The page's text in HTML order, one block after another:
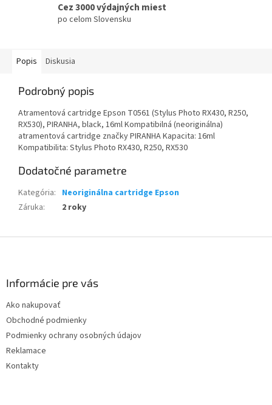
Cez 3000 výdajných miest
po celom Slovensku
Popis Diskusia
Podrobný popis
Atramentová cartridge Epson T0561 (Stylus Photo RX430, R250,
RX530), PIRANHA, black, 16ml Kompatibilná (neoriginálna)
atramentová cartridge značky PIRANHA Kapacita: 16ml
Kompatibilita: Stylus Photo RX430, R250, RX530
Dodatočné parametre
Kategória: Neoriginálna cartridge Epson
Záruka: 2 roky
Informácie pre vás
Ako nakupovať
Obchodné podmienky
Podmienky ochrany osobných údajov
Reklamace
Kontakty